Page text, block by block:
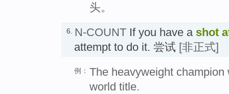
头。
6. N-COUNT If you have a shot
attempt to do it. 尝试 [非正式]
例： The heavyweight
world title.